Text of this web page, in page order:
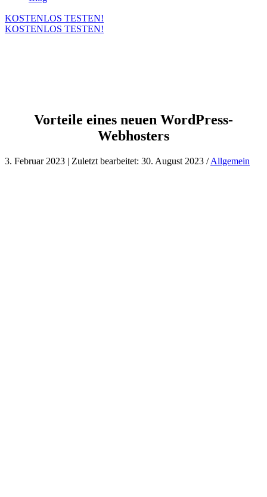
KOSTENLOS TESTEN!
KOSTENLOS TESTEN!
Vorteile eines neuen WordPress-
Webhosters
3. Februar 2023 | Zuletzt bearbeitet: 30. August 2023 /Allgemein